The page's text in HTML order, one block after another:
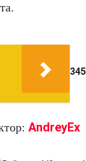
345
AndreyEx